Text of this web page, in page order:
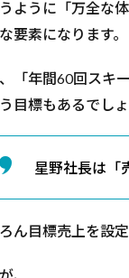
ように「万全な
要素になります。
「年間60回スキ
目標もあるでし
星野社長は「
ん目標売上を設